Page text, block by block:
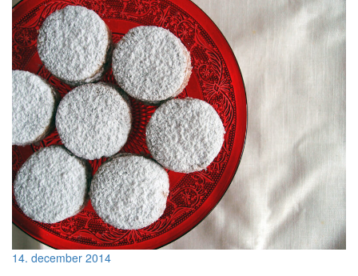
14. december 2014